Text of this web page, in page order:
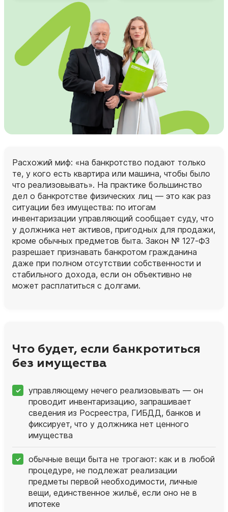
Расхожий миф: «на банкротство подают только
те, у кого есть квартира или машина, чтобы было
что реализовывать». На практике большинство
дел о банкротстве физических лиц — это как раз
ситуации без имущества: по итогам
инвентаризации управляющий сообщает суду, что
у должника нет активов, пригодных для продажи,
кроме обычных предметов быта. Закон № 127‑ФЗ
разрешает признавать банкротом гражданина
даже при полном отсутствии собственности и
стабильного дохода, если он объективно не
может расплатиться с долгами.
Что будет, если банкротиться
без имущества
управляющему нечего реализовывать — он
проводит инвентаризацию, запрашивает
сведения из Росреестра, ГИБДД, банков и
фиксирует, что у должника нет ценного
имущества
обычные вещи быта не трогают: как и в любой
процедуре, не подлежат реализации
предметы первой необходимости, личные
вещи, единственное жильё, если оно не в
ипотеке